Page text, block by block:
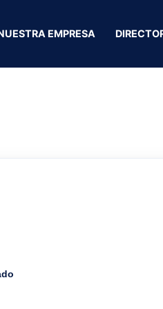
EMPRESA
Lavadero y